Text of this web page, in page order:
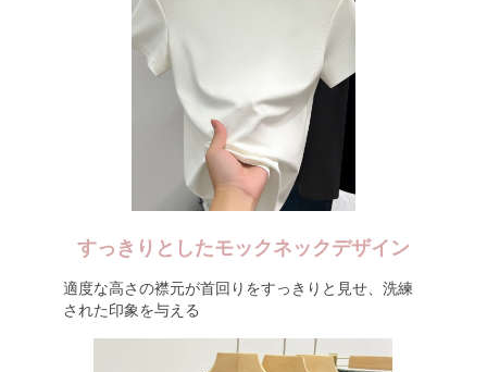
すっきりとしたモックネックデザイン
適度な高さの襟元が首回りをすっきりと見せ、洗練
された印象を与える